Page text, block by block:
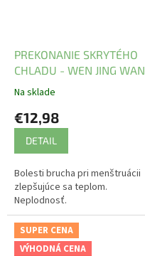
PREKONANIE SKRYTÉHO
CHLADU - WEN JING WAN
Na sklade
€12,98
DETAIL
Bolesti brucha pri menštruácii
zlepšujúce sa teplom.
Neplodnosť.
SUPER CENA
VÝHODNÁ CENA